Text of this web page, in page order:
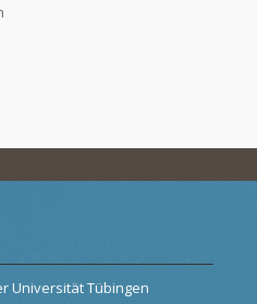
Universität Tübingen